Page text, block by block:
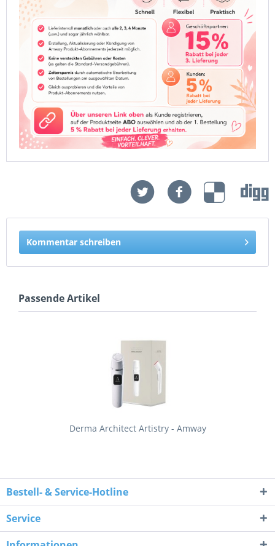
Kommentar schreiben
Passende Artikel
Derma Architect Artistry - Amway
Bestell- & Service-Hotline
Service